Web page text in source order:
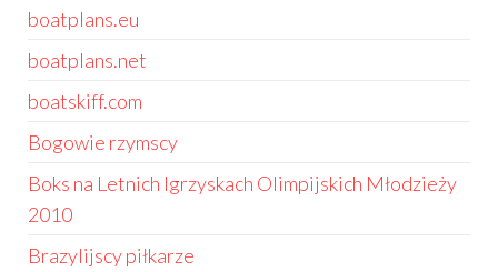
boatplans.eu
boatplans.net
boatskiff.com
Bogowie rzymscy
Boks na Letnich Igrzyskach Olimpijskich Młodzieży
2010
Brazylijscy piłkarze